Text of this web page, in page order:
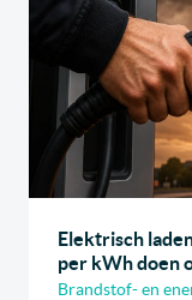
Elektrisch
per kWh doen
Brandstof- en